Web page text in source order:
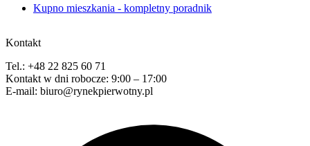
Kupno mieszkania - kompletny poradnik
Kontakt
Tel.: +48 22 825 60 71
Kontakt w dni robocze: 9:00 – 17:00
E-mail: biuro@rynekpierwotny.pl